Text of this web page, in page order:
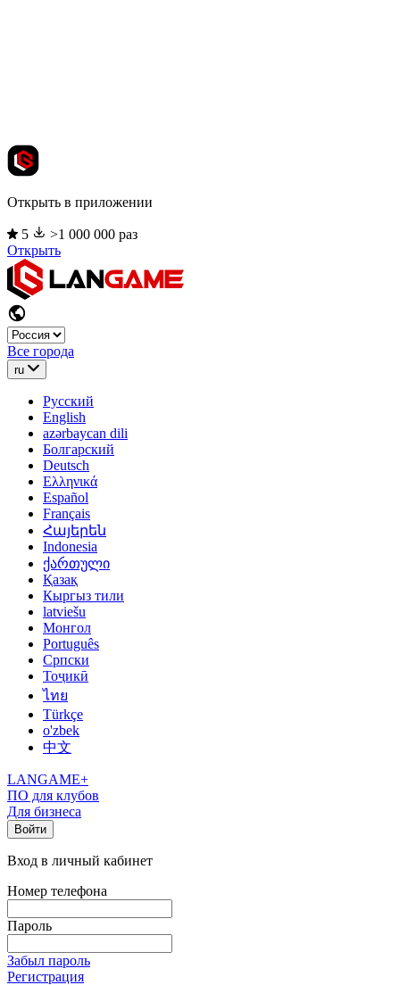
Открыть в приложении
5
>1 000 000 раз
Открыть
Все города
ru
Русский
English
azərbaycan dili
Болгарский
Deutsch
Ελληνικά
Español
Français
Հայերեն
Indonesia
ქართული
Қазақ
Кыргыз тили
latviešu
Монгол
Português
Српски
Тоҷикӣ
ไทย
Türkçe
o'zbek
中文
LANGAME+
ПО для клубов
Для бизнеса
Войти
Вход в личный кабинет
Номер телефона
Пароль
Забыл пароль
Регистрация